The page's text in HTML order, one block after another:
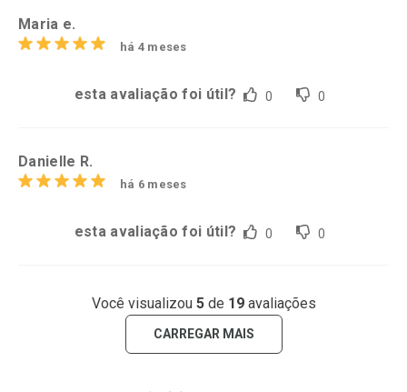
Maria e.
há 4 meses
esta avaliação foi útil? 0 0
Danielle R.
há 6 meses
esta avaliação foi útil? 0 0
Você visualizou 5de 19avaliações
CARREGAR MAIS